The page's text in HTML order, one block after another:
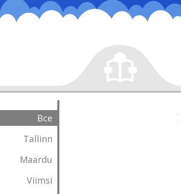
Все
Tallinn
Maardu
Viimsi